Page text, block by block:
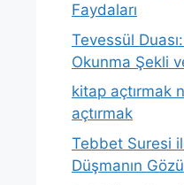
Faydaları
Tevessül
Okunma Şekli
kitap açtırmak
açtırmak
Tebbet Suresi
Düşmanın